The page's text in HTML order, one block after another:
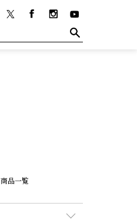
商品一覧